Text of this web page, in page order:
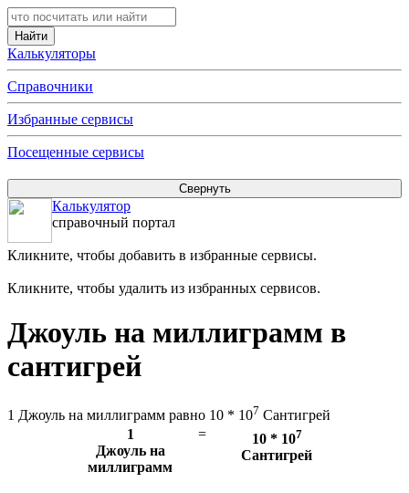
Калькуляторы
Справочники
Избранные сервисы
Посещенные сервисы
Калькулятор
справочный портал
Кликните, чтобы добавить в избранные сервисы.
Кликните, чтобы удалить из избранных сервисов.
Джоуль на миллиграмм в
сантигрей
1 Джоуль на миллиграмм равно 10 * 107 Сантигрей
1
Джоуль на
миллиграмм
= 10 * 107
Сантигрей